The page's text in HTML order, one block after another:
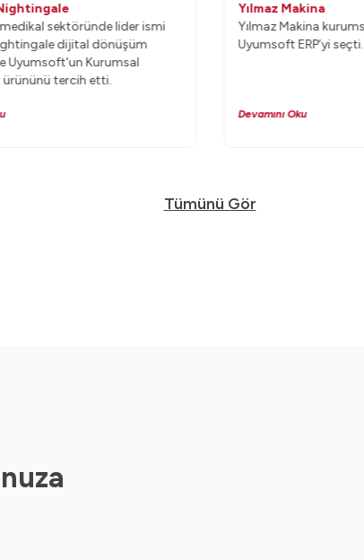
sektöründe lider ismi
dijital dönüşüm
Uyumsoft'un Kurumsal
tercih etti.
Yılmaz Makina
Yılmaz Makina kurumsallaşma yolunda
Uyumsoft ERP’yi seçti.
Devamını Oku
Tümünü Gör